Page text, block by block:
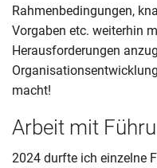
Rahmenbedingungen,
Vorgaben etc. weiterhin
Herausforderungen
macht!
Arbeit mit
2024 durfte ich einzelne